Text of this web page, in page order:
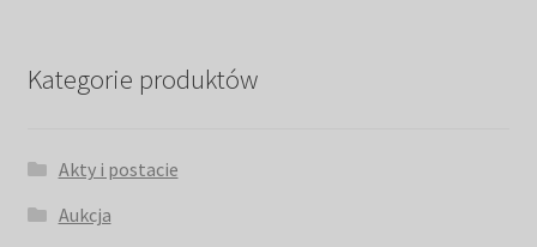
Kategorie produktów
Akty i postacie
Aukcja